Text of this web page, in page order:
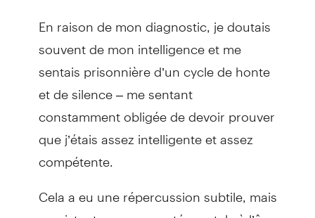
En raison de mon diagnostic, je doutais
souvent de mon intelligence et me
sentais prisonnière d’un cycle de honte
et de silence – me sentant
constamment obligée de devoir prouver
que j’étais assez intelligente et assez
compétente.
Cela a eu une répercussion subtile, mais